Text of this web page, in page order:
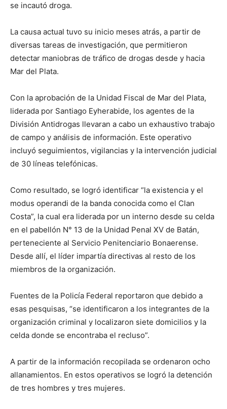
se incautó droga.
La causa actual tuvo su inicio meses atrás, a partir de
diversas tareas de investigación, que permitieron
detectar maniobras de tráfico de drogas desde y hacia
Mar del Plata.
Con la aprobación de la Unidad Fiscal de Mar del Plata,
liderada por Santiago Eyherabide, los agentes de la
División Antidrogas llevaran a cabo un exhaustivo trabajo
de campo y análisis de información. Este operativo
incluyó seguimientos, vigilancias y la intervención judicial
de 30 líneas telefónicas.
Como resultado, se logró identificar “la existencia y el
modus operandi de la banda conocida como el Clan
Costa”, la cual era liderada por un interno desde su celda
en el pabellón N° 13 de la Unidad Penal XV de Batán,
perteneciente al Servicio Penitenciario Bonaerense.
Desde allí, el líder impartía directivas al resto de los
miembros de la organización.
Fuentes de la Policía Federal reportaron que debido a
esas pesquisas, “se identificaron a los integrantes de la
organización criminal y localizaron siete domicilios y la
celda donde se encontraba el recluso”.
A partir de la información recopilada se ordenaron ocho
allanamientos. En estos operativos se logró la detención
de tres hombres y tres mujeres.